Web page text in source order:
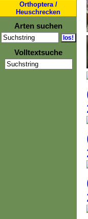
Orthoptera /
Heuschrecken
Arten suchen
Volltextsuche